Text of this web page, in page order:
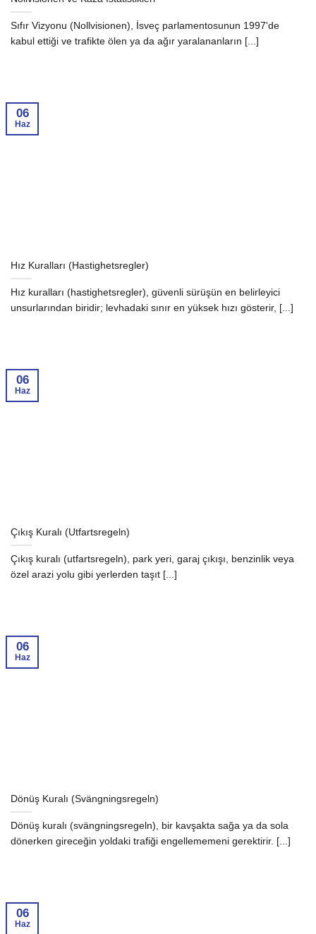
Sıfır Vizyonu (Nollvisionen), İsveç parlamentosunun 1997'de
kabul ettiği ve trafikte ölen ya da ağır yaralananların [...]
Hız Kuralları (Hastighetsregler)
Hız kuralları (hastighetsregler), güvenli sürüşün en belirleyici
unsurlarından biridir; levhadaki sınır en yüksek hızı gösterir, [...]
06
Haz
Çıkış Kuralı (Utfartsregeln)
Çıkış kuralı (utfartsregeln), park yeri, garaj çıkışı, benzinlik veya
özel arazi yolu gibi yerlerden taşıt [...]
06
Haz
Dönüş Kuralı (Svängningsregeln)
Dönüş kuralı (svängningsregeln), bir kavşakta sağa ya da sola
dönerken gireceğin yoldaki trafiği engellememeni gerektirir. [...]
06
Haz
06
Haz